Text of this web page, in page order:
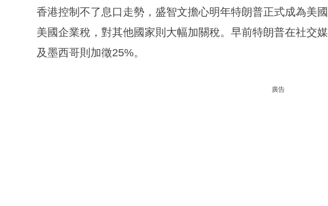
香港控制不了息口走勢，盛智文擔心明年特朗普正式成為美
美國企業稅，對其他國家則大幅加關稅。早前特朗普在社交
及墨西哥則加徵25%。
廣告